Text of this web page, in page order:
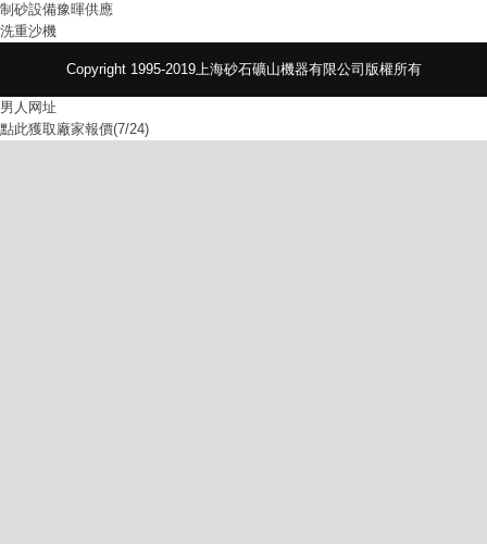
制砂設備豫暉供應
洗重沙機
Copyright 1995-2019上海砂石礦山機器有限公司版權所有
男人网址
點此獲取廠家報價(7/24)